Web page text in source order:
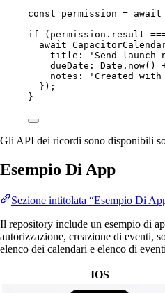
const permission = await
if (permission.result
await
title:
'Send launch
dueDate: Date. now()
notes:
'Created with
});
}
Gli API dei ricordi sono disponibili
Esempio Di App
Sezione intitolata “Esempio Di
Il repository include un esempio di
autorizzazione, creazione di eventi,
elenco dei calendari e elenco di
IOS